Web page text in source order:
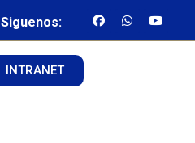
Siguenos:
INTRANET